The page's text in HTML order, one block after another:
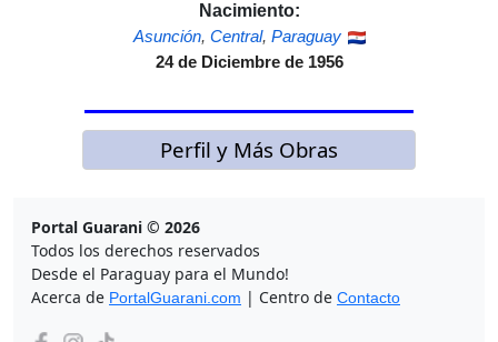
Nacimiento:
Asunción, Central, Paraguay
24 de Diciembre de 1956
Perfil y Más Obras
Portal Guarani © 2026
Todos los derechos reservados
Desde el Paraguay para el Mundo!
Acerca de PortalGuarani.com | Centro de Contacto